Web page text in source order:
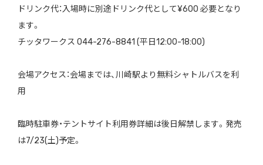
ドリンク代：入場時に別途ドリンク代として¥600 必要となり
ます。
チッタワークス 044-276-8841 (平日12:00-18:00)
会場アクセス：会場までは、川崎駅より無料シャトルバスを利
用
臨時駐車券・テントサイト利用券詳細は後日解禁します。発売
は7/23(土)予定。